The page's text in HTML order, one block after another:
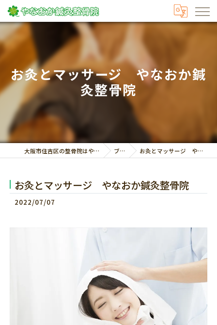
お灸とマッサージ やなおか鍼
灸整骨院
大阪市住吉区の整骨院はやなおか鍼灸整骨院 ブログ お灸とマッサージ やなおか鍼灸整骨院
お灸とマッサージ やなおか鍼灸整骨院
2022/07/07